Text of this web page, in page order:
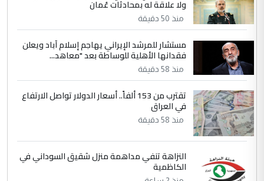
الموضوع :
الجواهري يرد على صدام حسين سل
مضجعيك يابن الزنا (نص كامل)
ولا علاقة له بمحادثات عُمان
منذ 50 دقيقة
مستشار للمرشد الإيراني يهاجم إسلام آباد ويعلن
فقدانها الأهلية للوساطة بعد "معاهد...
منذ 58 دقيقة
تقترب من 153 ألفاً.. أسعار الدولار تواصل الارتفاع
في العراق
منذ 58 دقيقة
النزاهة تنفي مداهمة منزل شقيق السوداني في
الكاظمية